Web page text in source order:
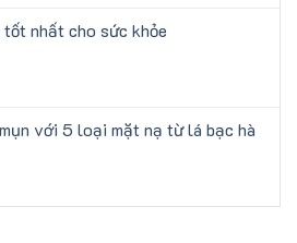
nhất cho sức khỏe
với 5 loại mặt nạ từ lá bạc hà